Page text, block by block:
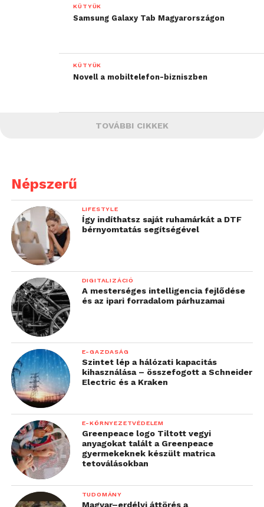
KÜTYÜK
Samsung Galaxy Tab Magyarországon
KÜTYÜK
Novell a mobiltelefon-bizniszben
TOVÁBBI CIKKEK
Népszerű
LIFESTYLE
Így indíthatsz saját ruhamárkát a DTF
bérnyomtatás segítségével
DIGITALIZÁCIÓ
A mesterséges intelligencia fejlődése
és az ipari forradalom párhuzamai
E-GAZDASÁG
Szintet lép a hálózati kapacitás
kihasználása – összefogott a Schneider
Electric és a Kraken
E-KÖRNYEZETVÉDELEM
Greenpeace logo Tiltott vegyi
anyagokat talált a Greenpeace
gyermekeknek készült matrica
tetoválásokban
TUDOMÁNY
Magyar–erdélyi áttörés a